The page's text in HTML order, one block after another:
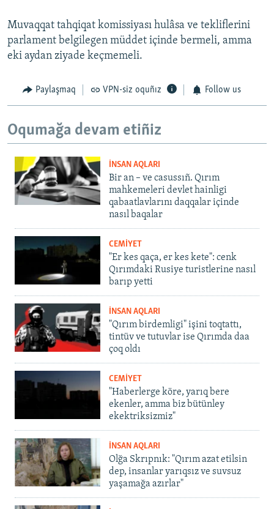
Muvaqqat tahqiqat komissiyası hulâsa ve tekliflerini
parlament belgilegen müddet içinde bermeli, amma
eki aydan ziyade keçmemeli.
Paylaşmaq VPN-siz oquñız Follow us
Oqumağa devam etiñiz
İNSAN AQLARI
Bir an – ve casussıñ. Qırım
mahkemeleri devlet hainligi
qabaatlavlarını daqqalar içinde
nasıl baqalar
CEMİYET
"Er kes qaça, er kes kete": cenk
Qırımdaki Rusiye turistlerine nasıl
barıp yetti
İNSAN AQLARI
"Qırım birdemligi" işini toqtattı,
tintüv ve tutuvlar ise Qırımda daa
çoq oldı
CEMİYET
"Haberlerge köre, yarıq bere
ekenler, amma biz bütünley
ekektriksizmiz"
İNSAN AQLARI
Olğa Skrıpnık: "Qırım azat etilsin
dep, insanlar yarıqsız ve suvsuz
yaşamağa azırlar"